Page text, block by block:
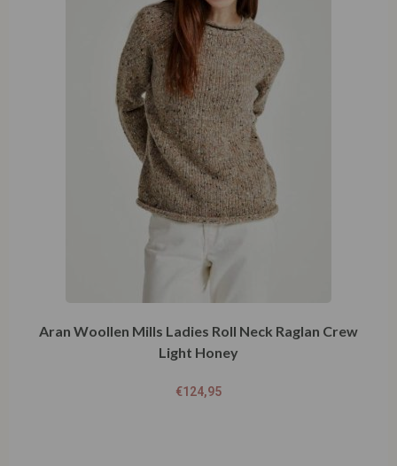
Aran Woollen Mills Ladies Roll Neck Raglan Crew
Light Honey
€124,95